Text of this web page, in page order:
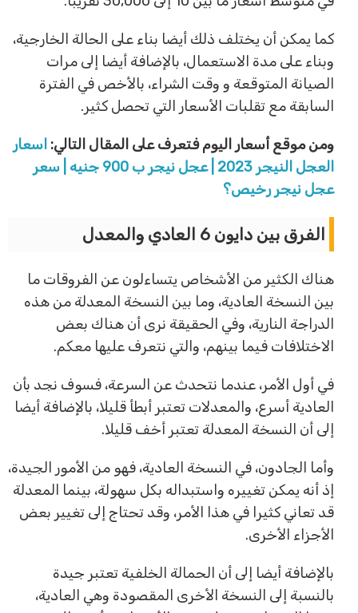
كما يمكن أن يختلف ذلك أيضا بناء على الحالة الخارجية،
وبناء على مدة الاستعمال، بالإضافة أيضا إلى مرات
الصيانة المتوقعة و وقت الشراء، بالأخص في الفترة
السابقة مع تقلبات الأسعار التي تحصل كثير.
ومن موقع أسعار اليوم فتعرف على المقال التالي:اسعار
العجل النيجر 2023 | عجل نيجر ب 900 جنيه | سعر
عجل نيجر رخيص؟
الفرق بين دايون 6 العادي والمعدل
هناك الكثير من الأشخاص يتساءلون عن الفروقات ما
بين النسخة العادية، وما بين النسخة المعدلة من هذه
الدراجة النارية، وفي الحقيقة نرى أن هناك بعض
الاختلافات فيما بينهم، والتي نتعرف عليها معكم.
في أول الأمر، عندما نتحدث عن السرعة، فسوف نجد بأن
العادية أسرع، والمعدلات تعتبر أبطأ قليلا، بالإضافة أيضا
إلى أن النسخة المعدلة تعتبر أخف قليلا.
وأما الجادون، في النسخة العادية، فهو من الأمور الجيدة،
إذ أنه يمكن تغييره واستبداله بكل سهولة، بينما المعدلة
قد تعاني كثيرا في هذا الأمر، وقد تحتاج إلى تغيير بعض
الأجزاء الأخرى.
بالإضافة أيضا إلى أن الحمالة الخلفية تعتبر جيدة
بالنسبة إلى النسخة الأخرى المقصودة وهي العادية،